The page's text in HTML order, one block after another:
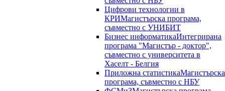
Цифрови технологии в
КРИМагистърска програма,
съвместно с УНИБИТ
Бизнес информатикаИнтегрирана
програма "Магистър - доктор",
съвместно с университета в
Хаселт - Белгия
Приложна статистикаМагистърска
програма, съвместно с НБУ